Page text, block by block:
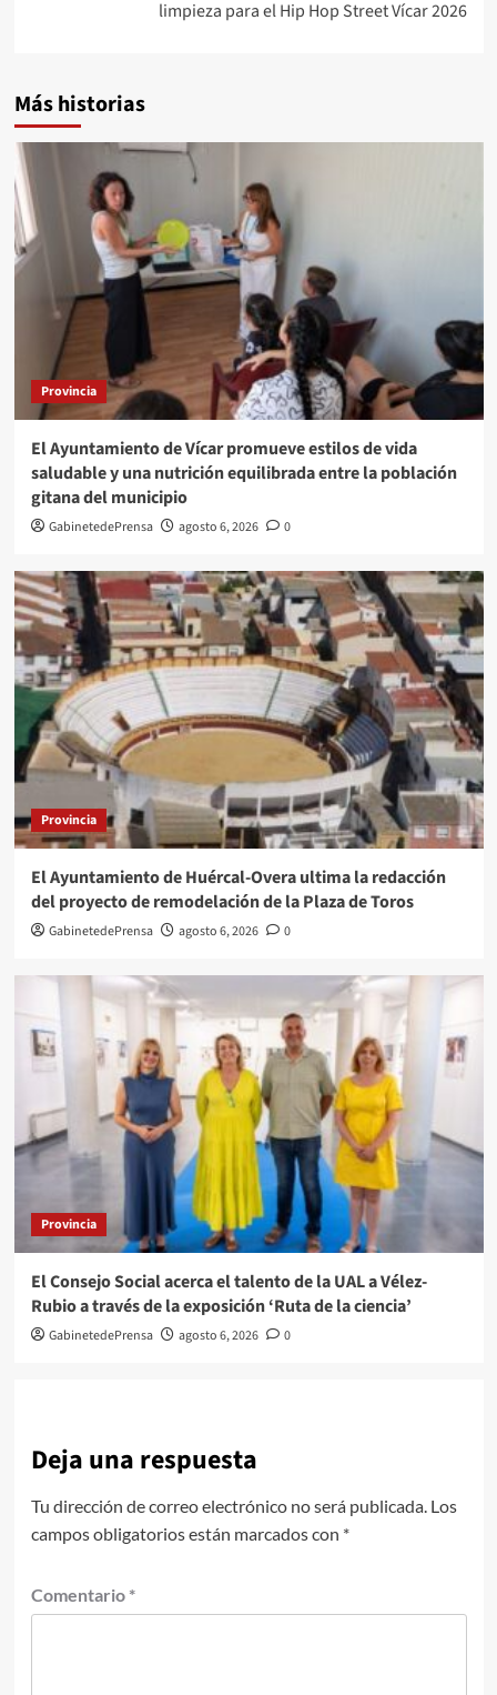
limpieza para el Hip Hop Street Vícar 2026
Más historias
Provincia
El Ayuntamiento de Vícar promueve estilos de vida
saludable y una nutrición equilibrada entre la población
gitana del municipio
GabinetedePrensa agosto 6, 2026 0
Provincia
El Ayuntamiento de Huércal-Overa ultima la redacción
del proyecto de remodelación de la Plaza de Toros
GabinetedePrensa agosto 6, 2026 0
Provincia
El Consejo Social acerca el talento de la UAL a Vélez-
Rubio a través de la exposición ‘Ruta de la ciencia’
GabinetedePrensa agosto 6, 2026 0
Deja una respuesta
Tu dirección de correo electrónico no será publicada. Los
campos obligatorios están marcados con *
Comentario *